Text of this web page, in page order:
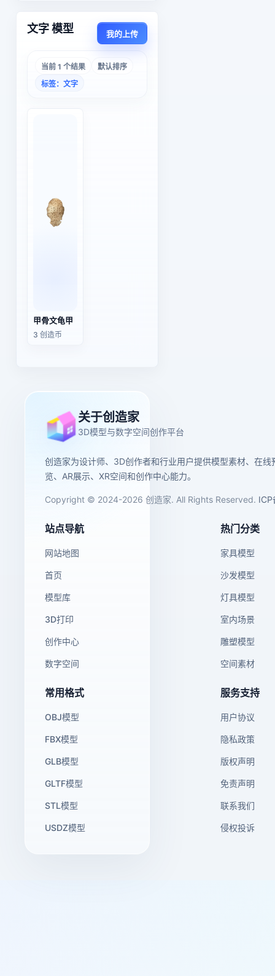
文字 模型 我的上传
当前 1 个结果
默认排序
标签：文字
甲骨文龟甲
3 创造币
关于创造家
3D模型与数字空间创作平台
创造家为设计师、3D创作者和行业用户提供模型素材、在线
览、AR展示、XR空间和创作中心能力。
Copyright © 2024-2026 创造家. All Rights Reserved. ICP
站点导航
网站地图
首页
模型库
3D打印
创作中心
数字空间
热门分类
家具模型
沙发模型
灯具模型
室内场景
雕塑模型
空间素材
常用格式
OBJ模型
FBX模型
GLB模型
GLTF模型
STL模型
USDZ模型
服务支持
用户协议
隐私政策
版权声明
免责声明
联系我们
侵权投诉